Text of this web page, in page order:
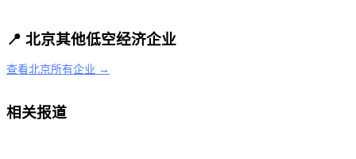
📍 北京其他低空经济企业
查看北京所有企业 →
相关报道